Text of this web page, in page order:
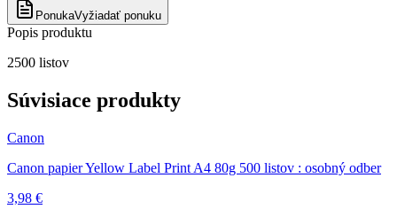
PonukaVyžiadať ponuku
Popis produktu
2500 listov
Súvisiace produkty
Canon
Canon papier Yellow Label Print A4 80g 500 listov : osobný odber
3,98 €